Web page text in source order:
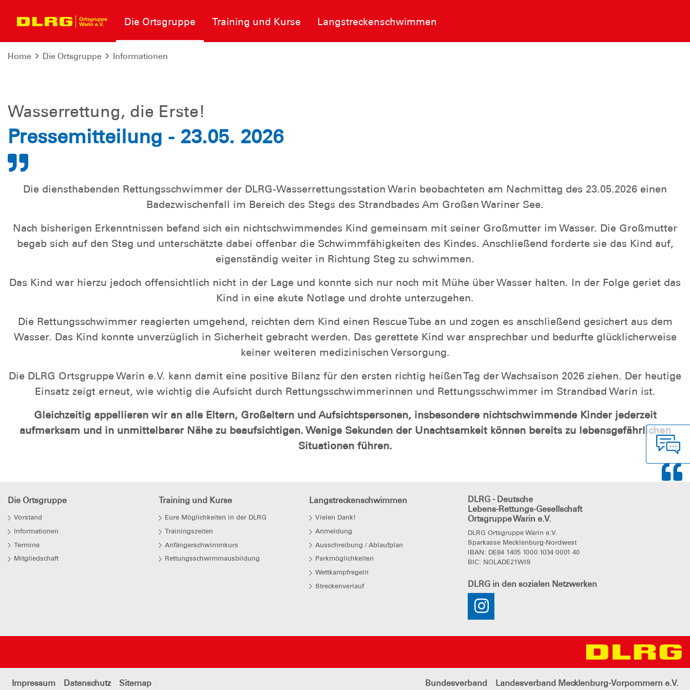
Die Ortsgruppe Training und Kurse Langstreckenschwimmen
Home Die Ortsgruppe Informationen
Wasserrettung, die Erste!
Pressemitteilung - 23.05. 2026
Die diensthabenden Rettungsschwimmer der DLRG-Wasserrettungsstation Warin beobachteten am Nachmittag des 23.05.2026 einen
Badezwischenfall im Bereich des Stegs des Strandbades Am Großen Wariner See.
Nach bisherigen Erkenntnissen befand sich ein nichtschwimmendes Kind gemeinsam mit seiner Großmutter im Wasser. Die Großmutter
begab sich auf den Steg und unterschätzte dabei offenbar die Schwimmfähigkeiten des Kindes. Anschließend forderte sie das Kind auf,
eigenständig weiter in Richtung Steg zu schwimmen.
Das Kind war hierzu jedoch offensichtlich nicht in der Lage und konnte sich nur noch mit Mühe über Wasser halten. In der Folge geriet das
Kind in eine akute Notlage und drohte unterzugehen.
Die Rettungsschwimmer reagierten umgehend, reichten dem Kind einen Rescue Tube an und zogen es anschließend gesichert aus dem
Wasser. Das Kind konnte unverzüglich in Sicherheit gebracht werden. Das gerettete Kind war ansprechbar und bedurfte glücklicherweise
keiner weiteren medizinischen Versorgung.
Die DLRG Ortsgruppe Warin e.V. kann damit eine positive Bilanz für den ersten richtig heißen Tag der Wachsaison 2026 ziehen. Der heutige
Einsatz zeigt erneut, wie wichtig die Aufsicht durch Rettungsschwimmerinnen und Rettungsschwimmer im Strandbad Warin ist.
Gleichzeitig appellieren wir an alle Eltern, Großeltern und Aufsichtspersonen, insbesondere nichtschwimmende Kinder jederzeit
aufmerksam und in unmittelbarer Nähe zu beaufsichtigen. Wenige Sekunden der Unachtsamkeit können bereits zu lebensgefährlichen
Situationen führen.
Die Ortsgruppe
Vorstand
Informationen
Termine
Mitgliedschaft
Training und Kurse
Eure Möglichkeiten in der DLRG
Trainingszeiten
Anfängerschwimmkurs
Rettungsschwimmausbildung
Langstreckenschwimmen
Vielen Dank!
Anmeldung
Ausschreibung / Ablaufplan
Parkmöglichkeiten
Wettkampfregeln
Streckenverlauf
DLRG - Deutsche
Lebens-Rettungs-Gesellschaft
Ortsgruppe Warin e.V.
DLRG Ortsgruppe Warin e.V.
Sparkasse Mecklenburg-Nordwest
IBAN: DE84 1405 1000 1034 0001 40
BIC: NOLADE21WIS
DLRG in den sozialen Netzwerken
Impressum Datenschutz Sitemap Bundesverband Landesverband Mecklenburg-Vorpommern e.V.